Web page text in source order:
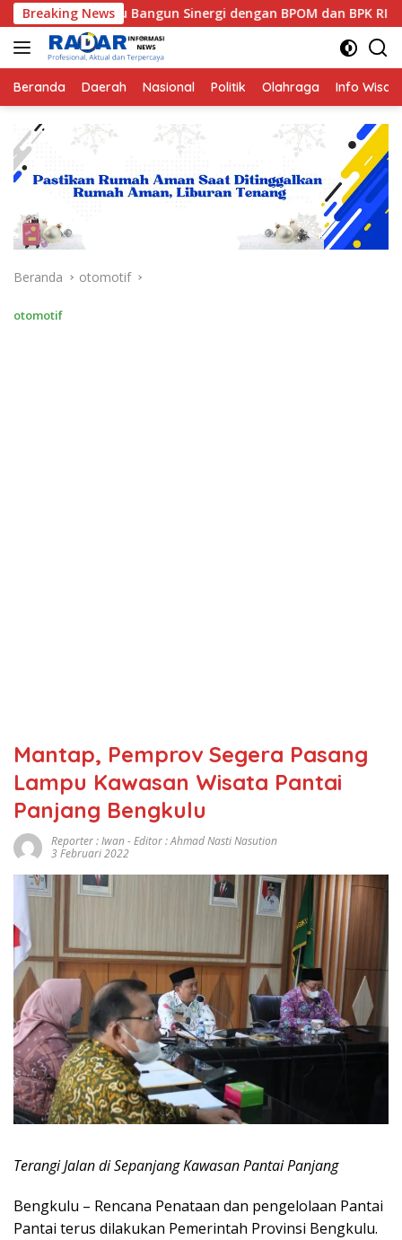
Langsung
ke
konten
Breaking News
Bangun Sinergi dengan BPOM dan BPK RI Mafindo
Beranda Daerah Nasional Politik Olahraga Info
Beranda otomotif
otomotif
Mantap, Pemprov Segera Pasang
Lampu Kawasan Wisata Pantai
Panjang Bengkulu
Reporter : Iwan - Editor : Ahmad Nasti Nasution
3 Februari 2022
Terangi Jalan di Sepanjang Kawasan Pantai Panjang
Bengkulu – Rencana Penataan dan pengelolaan Pantai
Pantai terus dilakukan Pemerintah Provinsi Bengkulu.